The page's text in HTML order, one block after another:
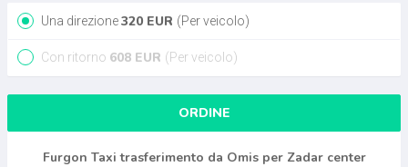
Una direzione320 EUR (Per veicolo)
Con ritorno 608 EUR (Per veicolo)
ORDINE
Furgon Taxi trasferimento da Omis per Zadar center